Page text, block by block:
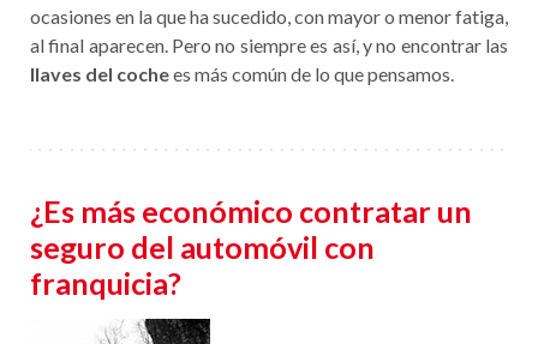
ocasiones en la que ha sucedido, con mayor o menor fatiga,
al final aparecen. Pero no siempre es así, y no encontrar las
llaves del cochees más común de lo que pensamos.
¿Es más económico contratar un
seguro del automóvil con
franquicia?